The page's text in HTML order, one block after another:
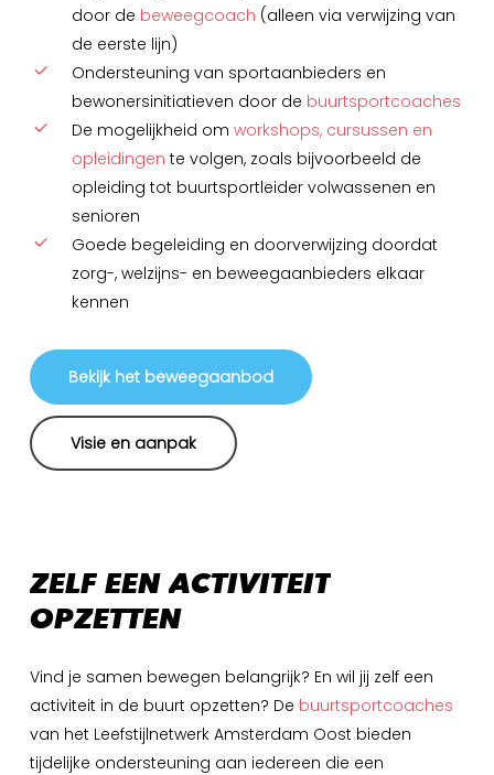
door de beweegcoach (alleen via verwijzing van
de eerste lijn)
Ondersteuning van sportaanbieders en
bewonersinitiatieven door de buurtsportcoaches
De mogelijkheid om workshops, cursussen en
opleidingen te volgen, zoals bijvoorbeeld de
opleiding tot buurtsportleider volwassenen en
senioren
Goede begeleiding en doorverwijzing doordat
zorg-, welzijns- en beweegaanbieders elkaar
kennen
Bekijk het beweegaanbod
Visie en aanpak
ZELF EEN ACTIVITEIT
OPZETTEN
Vind je samen bewegen belangrijk? En wil jij zelf een
activiteit in de buurt opzetten? De buurtsportcoaches
van het Leefstijlnetwerk Amsterdam Oost bieden
tijdelijke ondersteuning aan iedereen die een